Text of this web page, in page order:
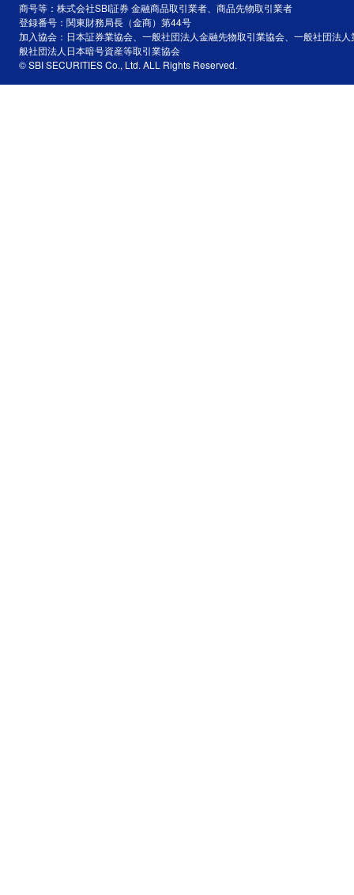
商号等：株式会社SBI証券 金融商品取引業者、商品先物取引業者
登録番号：関東財務局長（金商）第44号
加入協会：日本証券業協会、一般社団法人金融先物取引業協会、一般社団法
般社団法人日本暗号資産等取引業協会
© SBI SECURITIES Co., Ltd. ALL Rights Reserved.